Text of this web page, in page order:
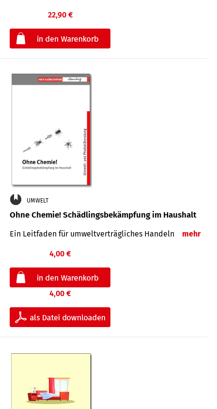
22,90 €
UMWELT
Ohne Chemie! Schädlingsbekämpfung im Haushalt
Ein Leitfaden für um­welt­ver­träg­liches Han­deln mehr
4,00 €
4,00 €